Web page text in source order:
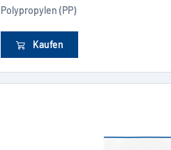
Polypropylen (PP)
Kaufen